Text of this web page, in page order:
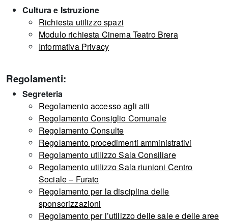
Cultura e Istruzione
Richiesta utilizzo spazi
Modulo richiesta Cinema Teatro Brera
Informativa Privacy
Regolamenti:
Segreteria
Regolamento accesso agli atti
Regolamento Consiglio Comunale
Regolamento Consulte
Regolamento procedimenti amministrativi
Regolamento utilizzo Sala Consiliare
Regolamento utilizzo Sala riunioni Centro
Sociale – Furato
Regolamento per la disciplina delle
sponsorizzazioni
Regolamento per l’utilizzo delle sale e delle aree